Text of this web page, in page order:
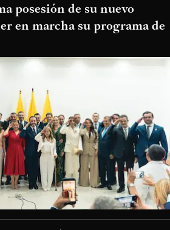
posesión de su nuevo
en marcha su programa de